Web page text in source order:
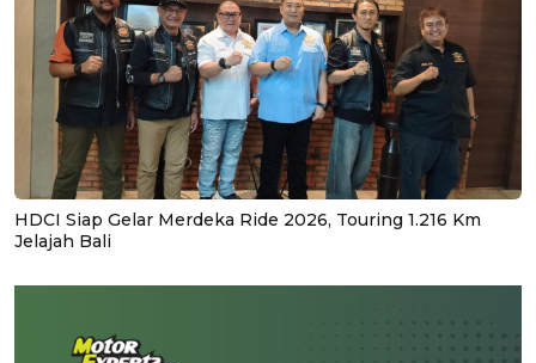
HDCI Siap Gelar Merdeka Ride 2026, Touring 1.216 Km
Jelajah Bali